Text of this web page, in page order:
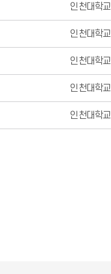
인천대학교
인천대학교
인천대학교
인천대학교
인천대학교